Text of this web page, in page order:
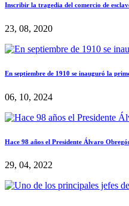
Inscribir la tragedia del comercio de
23, 08, 2020
En septiembre de 1910 se inauguró la
06, 10, 2024
Hace 98 años el Presidente Álvaro
29, 04, 2022